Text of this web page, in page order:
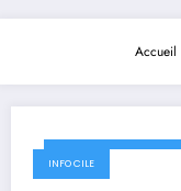
Accueil
29 septembre 2023
INFO CILE